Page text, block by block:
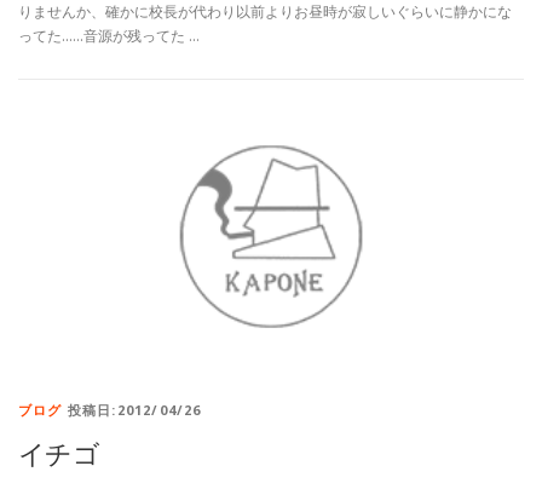
りませんか、確かに校長が代わり以前よりお昼時が寂しいぐらいに静かにな
ってた……音源が残ってた …
ブログ 投稿日:2012/04/26
イチゴ